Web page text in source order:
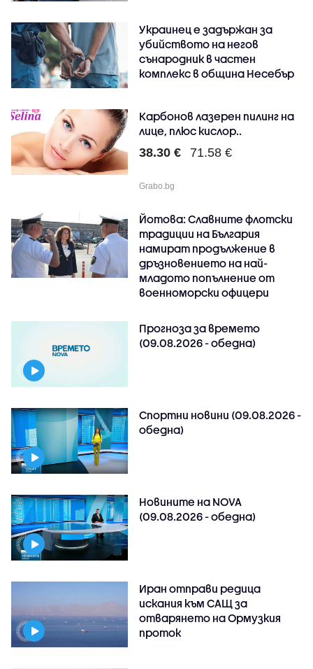
Украинец е задържан за
убийството на негов
сънародник в частен
комплекс в община Несебър
Карбонов лазерен пилинг на
лице, плюс кислор..
38.30 € 71.58 €
Grabo.bg
Йотова: Славните флотски
традиции на България
намират продължение в
дръзновението на най-
младото попълнение от
военноморски офицери
Прогноза за времето
(09.08.2026 - обедна)
Спортни новини (09.08.2026 -
обедна)
Новините на NOVA
(09.08.2026 - обедна)
Иран отправи редица
искания към САЩ за
отварянето на Ормузкия
проток